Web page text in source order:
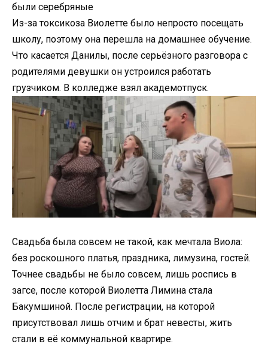
были серебряные
Из-за токсикоза Виолетте было непросто посещать
школу, поэтому она перешла на домашнее обучение.
Что касается Данилы, после серьёзного разговора с
родителями девушки он устроился работать
грузчиком. В колледже взял академотпуск.
Свадьба была совсем не такой, как мечтала Виола:
без роскошного платья, праздника, лимузина, гостей.
Точнее свадьбы не было совсем, лишь роспись в
загсе, после которой Виолетта Лимина стала
Бакумшиной. После регистрации, на которой
присутствовал лишь отчим и брат невесты, жить
стали в её коммунальной квартире.